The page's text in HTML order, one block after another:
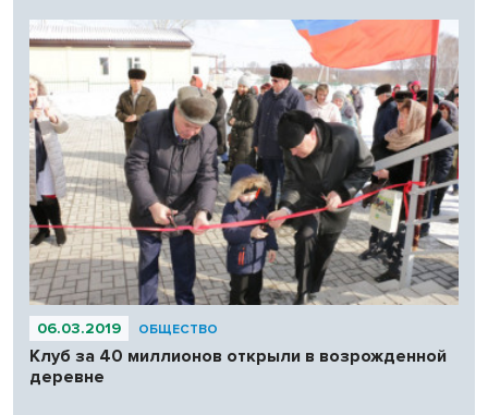
06.03.2019 ОБЩЕСТВО
Клуб за 40 миллионов открыли в возрожденной
деревне